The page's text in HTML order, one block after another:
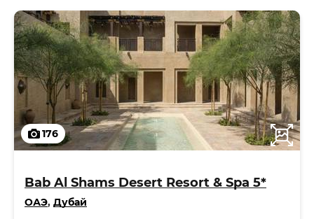
176
Bab Al Shams Desert Resort & Spa 5*
ОАЭ, Дубай